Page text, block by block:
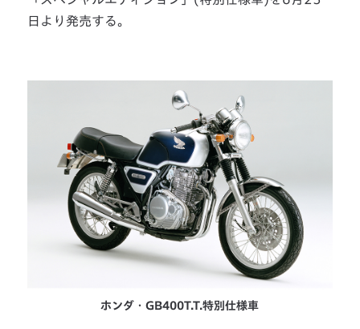
日より発売する。
ホンダ・GB400T.T.特別仕様車